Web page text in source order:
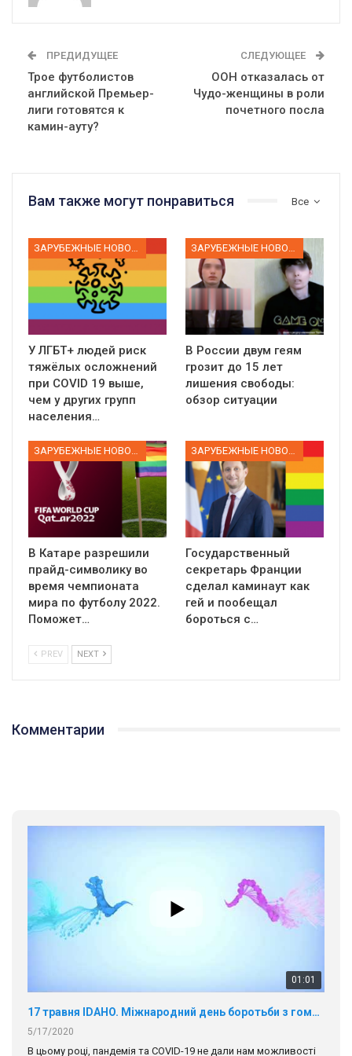
ПРЕДИДУЩЕЕ
Трое футболистов
английской Премьер-
лиги готовятся к
камин-ауту?
СЛЕДУЮЩЕЕ
ООН отказалась от
Чудо-женщины в роли
почетного посла
Все
Вам также могут понравиться
У ЛГБТ+ людей риск
тяжёлых осложнений
при COVID 19 выше,
чем у других групп
населения…
В России двум геям
грозит до 15 лет
лишения свободы:
обзор ситуации
В Катаре разрешили
прайд-символику во
время чемпионата
мира по футболу 2022.
Поможет…
Государственный
секретарь Франции
сделал каминаут как
гей и пообещал
бороться с…
PREV NEXT
Комментарии
01:01
17 травня IDAHO. Міжнародний день боротьби з гомофобією трансфобією і біфобія.
5/17/2020
В цьому році, пандемія та COVІD-19 не дали нам можливості